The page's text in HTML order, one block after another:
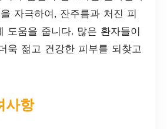
자극하여, 잔주름과 처진 피
도움을 줍니다. 많은 환자들이
욱 젊고 건강한 피부를 되찾고
사항